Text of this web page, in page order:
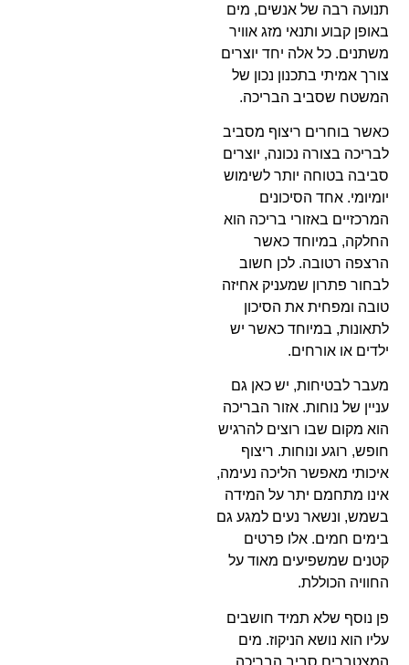
תנועה רבה של אנשים, מים
באופן קבוע ותנאי מזג אוויר
משתנים. כל אלה יחד יוצרים
צורך אמיתי בתכנון נכון של
המשטח שסביב הבריכה.
כאשר בוחרים ריצוף מסביב
לבריכה בצורה נכונה, יוצרים
סביבה בטוחה יותר לשימוש
יומיומי. אחד הסיכונים
המרכזיים באזורי בריכה הוא
החלקה, במיוחד כאשר
הרצפה רטובה. לכן חשוב
לבחור פתרון שמעניק אחיזה
טובה ומפחית את הסיכון
לתאונות, במיוחד כאשר יש
ילדים או אורחים.
מעבר לבטיחות, יש כאן גם
עניין של נוחות. אזור הבריכה
הוא מקום שבו רוצים להרגיש
חופש, רוגע ונוחות. ריצוף
איכותי מאפשר הליכה נעימה,
אינו מתחמם יתר על המידה
בשמש, ונשאר נעים למגע גם
בימים חמים. אלו פרטים
קטנים שמשפיעים מאוד על
החוויה הכוללת.
פן נוסף שלא תמיד חושבים
עליו הוא נושא הניקוז. מים
המצטברים סביב הבריכה